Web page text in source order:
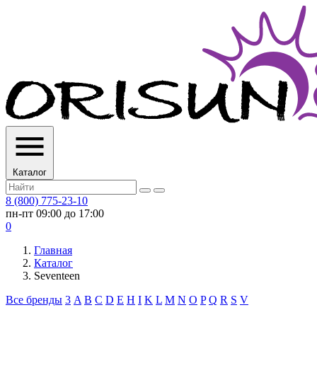
Каталог
8 (800) 775-23-10
пн-пт 09:00 до 17:00
0
Главная
Каталог
Seventeen
Все бренды 3 A B C D E H I K L M N O P Q R S V